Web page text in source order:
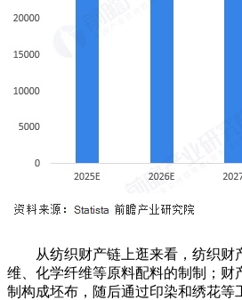
从纺织财产链上逛来看，纺织财
维、化学纤维等原料配料的制制；财
制构成坯布，随后通过印染和绣花等